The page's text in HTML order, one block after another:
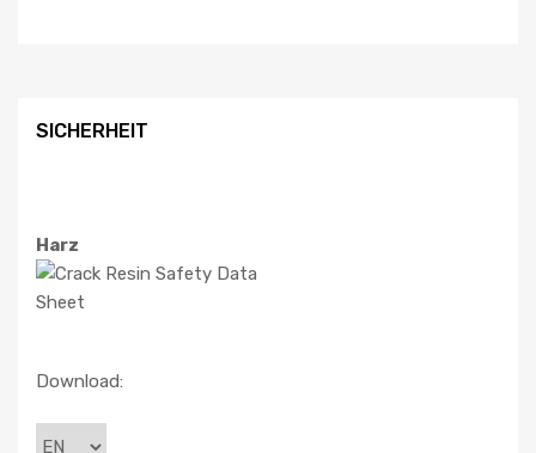
SICHERHEIT
Harz
Download: